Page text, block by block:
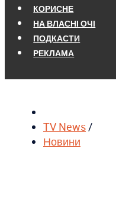
КОРИСНЕ
НА ВЛАСНІ ОЧІ
ПОДКАСТИ
РЕКЛАМА
TV News/
Новини